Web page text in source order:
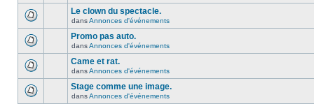
Le clown du spectacle.
dansAnnonces d'événements
Promo pas auto.
dansAnnonces d'événements
Came et rat.
dansAnnonces d'événements
Stage comme une image.
dansAnnonces d'événements